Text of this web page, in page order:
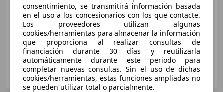
03/2011 126.000 km Gasolina 135 kW (184 CV)
SEGALÀS
ES-25126 ALMENAR
consentimiento, se transmitirá información basada
en el uso a los concesionarios con los que contacte.
Los proveedores utilizan algunas
cookies/herramientas para almacenar la información
que proporciona al realizar consultas de
financiación durante 30 días y reutilizarla
automáticamente durante este periodo para
completar nuevas consultas. Sin el uso de dichas
cookies/herramientas, estas funciones ampliadas no
se pueden utilizar total o parcialmente.